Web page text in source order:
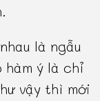
là ngẫu
hàm ý là chỉ
vậy thì mới